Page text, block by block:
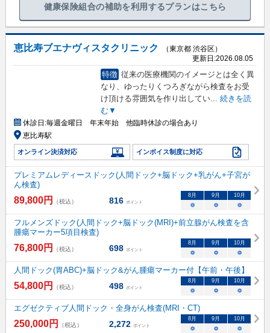
健康保険組合の補助を利用するプランはこちら
恵比寿ブエナヴィスタクリニック
（東京都 渋谷区）
更新日:2026.08.05
特徴 従来の医療機関のイメージとは全く異
なり、ゆったりくつろぎながら検査をお受
け頂ける雰囲気を作り出してい...
続きを読
む▼
休診日:毎週金曜日 年末年始 他臨時休診の場合あり
恵比寿駅
オンライン決済対応 インボイス制度に対応
プレミアムレディースドック(人間ドック+脳ドック+乳がん+子宮が
ん検査)
89,800円 （税込） 816 ポイント
8 月 9 月 10月
○ ○ ○
フルメンズドック(人間ドック+脳ドック(MRI)+前立腺がん検査を含
腫瘍マーカー5項目検査)
76,800円 （税込） 698 ポイント
8 月 9 月 10月
○ ○ ○
人間ドック(胃ABC)+脳ドック&がん腫瘍マーカー付【午前・午後】
54,800円 （税込） 498 ポイント
8 月 9 月 10月
○ ○ ○
エグゼクティブ人間ドック・全身がん検査(MRI・CT)
250,000円 （税込） 2,272 ポイント
8 月 9 月 10月
○ ○ ○